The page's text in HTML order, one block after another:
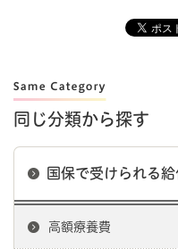
同じ分類から探す
国保で受けられる
高額療養費